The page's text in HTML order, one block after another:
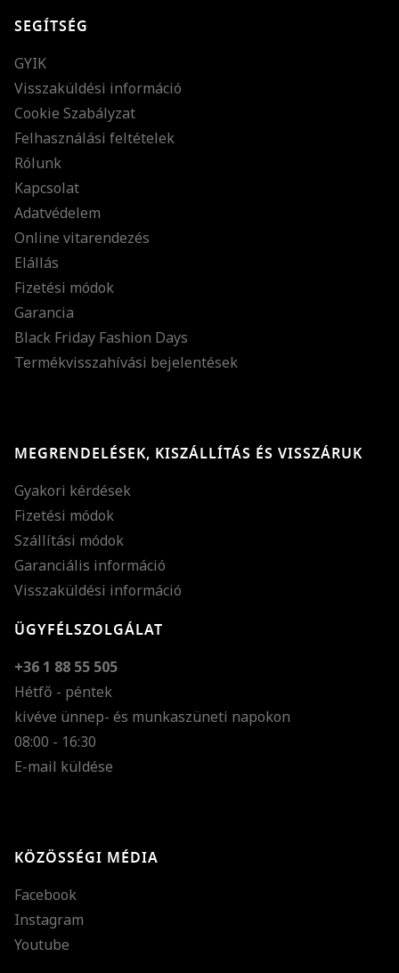
SEGÍTSÉG
GYIK
Visszaküldési információ
Cookie Szabályzat
Felhasználási feltételek
Rólunk
Kapcsolat
Adatvédelem
Online vitarendezés
Elállás
Fizetési módok
Garancia
Black Friday Fashion Days
Termékvisszahívási bejelentések
MEGRENDELÉSEK, KISZÁLLÍTÁS ÉS VISSZÁRUK
Gyakori kérdések
Fizetési módok
Szállítási módok
Garanciális információ
Visszaküldési információ
ÜGYFÉLSZOLGÁLAT
+36 1 88 55 505
Hétfő - péntek
kivéve ünnep- és munkaszüneti napokon
08:00 - 16:30
E-mail küldése
KÖZÖSSÉGI MÉDIA
Facebook
Instagram
Youtube